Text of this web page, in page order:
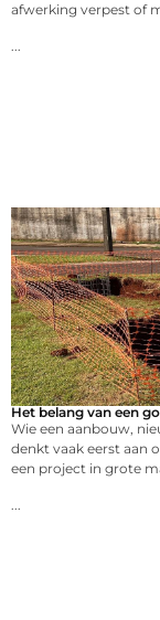
afwerking verpest of
Het belang van een
Wie een aanbouw,
denkt vaak eerst aan
een project in grote